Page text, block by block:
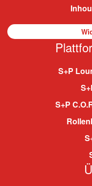
S+P
S+P